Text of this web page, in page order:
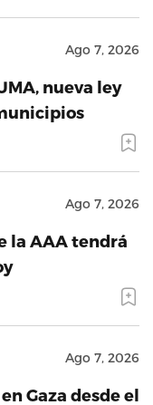
Ago 7, 2026
nueva ley
Ago 7, 2026
la AAA tendrá
Ago 7, 2026
Gaza desde el